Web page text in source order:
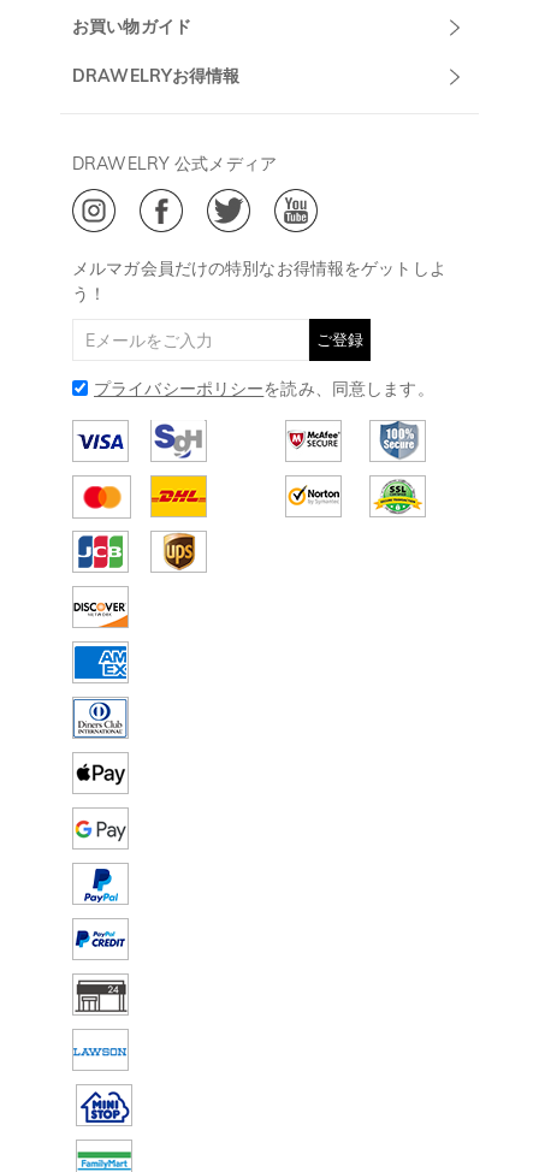
DRAWELRYについて
ご利用規約
ご特定商取引法に基づく表示
お買い物ガイド
発送について
ジュエリーお手入れ
Drawelry Blog
DRAWELRYお得情報
会員・ポイントについて
メルマガ会員だけの特別なお得情報をゲットしよ
う！
ご登録
プライバシーポリシーを読み、同意します。
DRAWELRY 公式メディア